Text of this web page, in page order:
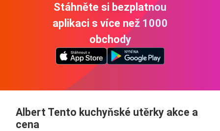
Stáhněte si bezplatnou
aplikaci s více než 1000
obchody
Albert Tento kuchyňské utěrky akce a
cena